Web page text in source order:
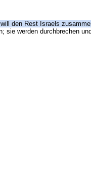
den Rest Israels
sie werden durchbrechen